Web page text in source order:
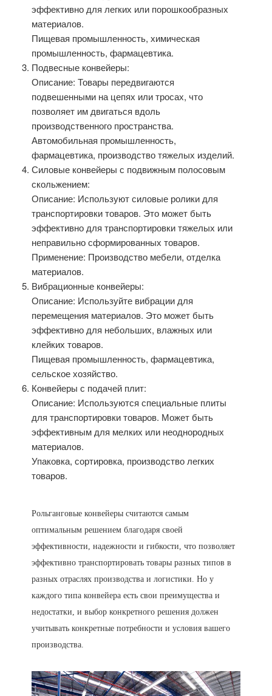
эффективно для легких или порошкообразных
материалов.
Пищевая промышленность, химическая
промышленность, фармацевтика.
Подвесные конвейеры:
Описание: Товары передвигаются
подвешенными на цепях или тросах, что
позволяет им двигаться вдоль
производственного пространства.
Автомобильная промышленность,
фармацевтика, производство тяжелых изделий.
Силовые конвейеры с подвижным полосовым
скольжением:
Описание: Используют силовые ролики для
транспортировки товаров. Это может быть
эффективно для транспортировки тяжелых или
неправильно сформированных товаров.
Применение: Производство мебели, отделка
материалов.
Вибрационные конвейеры:
Описание: Используйте вибрации для
перемещения материалов. Это может быть
эффективно для небольших, влажных или
клейких товаров.
Пищевая промышленность, фармацевтика,
сельское хозяйство.
Конвейеры с подачей плит:
Описание: Используются специальные плиты
для транспортировки товаров. Может быть
эффективным для мелких или неоднородных
материалов.
Упаковка, сортировка, производство легких
товаров.
Рольганговые конвейеры считаются самым
оптимальным решением благодаря своей
эффективности, надежности и гибкости, что позволяет
эффективно транспортировать товары разных типов в
разных отраслях производства и логистики. Но у
каждого типа конвейера есть свои преимущества и
недостатки, и выбор конкретного решения должен
учитывать конкретные потребности и условия вашего
производства.